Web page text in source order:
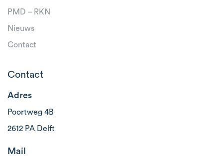
PMD – RKN
Nieuws
Contact
Contact
Adres
Poortweg 4B
2612 PA Delft
Mail